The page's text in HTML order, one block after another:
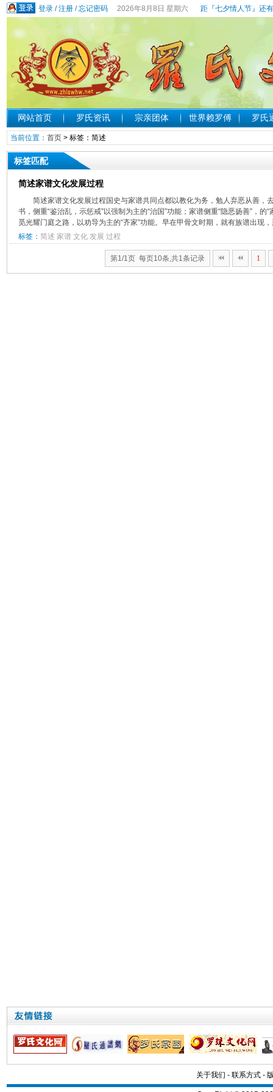
登录/注册/忘记密码 2026年8月8日 星期六 距『七夕情人节』还
网站首页 罗氏资讯 宗亲团体 世界赖罗傅 罗氏
当前位置： 首页> 标签：简述
标签匹配
简述家谱文化发展过程
简述家谱文化发展过程国史与家谱共同点都以教化为务，勉人弃恶从善，
书，侧重“鉴治乱，示惩戒”以强制为主的“治国”功能；家谱侧重“隐恶扬善”，
觅光耀门庭之路，以劝导为主的“齐家”功能。早在甲骨文时期，就有族谱出现
标签： 简述 家谱 文化 发展 过程
第1/1页 每页10条,共1条记录 1
关于我们 - 联系方式-